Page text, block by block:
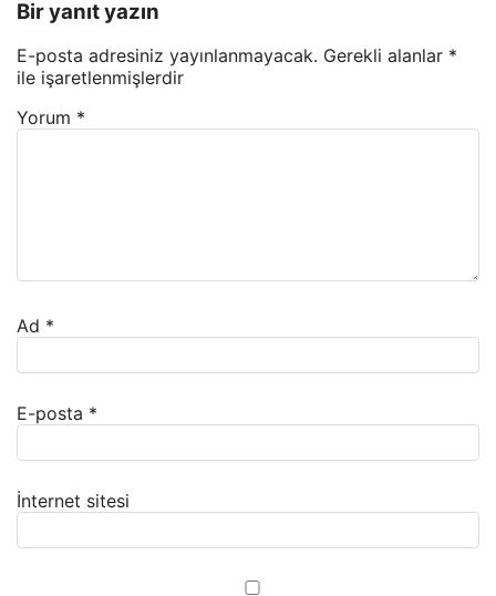
Bir yanıt yazın
E-posta adresiniz yayınlanmayacak. Gerekli alanlar *
ile işaretlenmişlerdir
Yorum *
Ad *
E-posta *
İnternet sitesi